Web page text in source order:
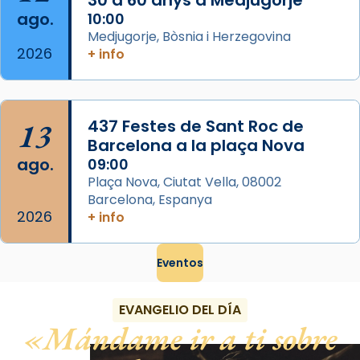
View on Facebook ·
ago.
2026
10:00
Medjugorje, Bòsnia i Herzegovina
+ info
13
ago.
2026
437 Festes de Sant Roc de
Barcelona a la plaça Nova
09:00
Plaça Nova, Ciutat Vella, 08002
Barcelona, Espanya
+ info
Eventos
EVANGELIO DEL DÍA
Mándame ir a ti sobre